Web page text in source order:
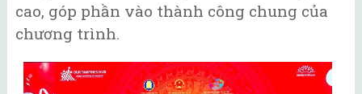
cao, góp phần vào thành công chung của
chương trình.